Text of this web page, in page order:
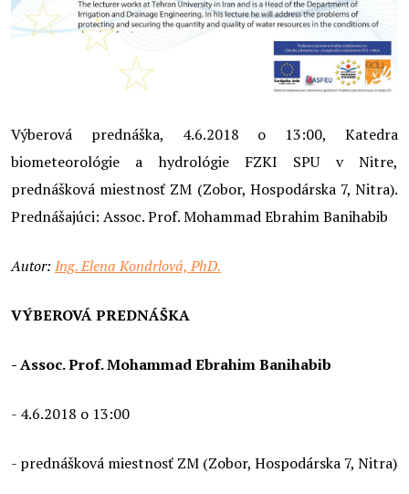
Výberová prednáška, 4.6.2018 o 13:00, Katedra
biometeorológie a hydrológie FZKI SPU v Nitre,
prednášková miestnosť ZM (Zobor, Hospodárska 7, Nitra).
Prednášajúci: Assoc. Prof. Mohammad Ebrahim Banihabib
Autor: Ing. Elena Kondrlová, PhD.
VÝBEROVÁ PREDNÁŠKA
- Assoc. Prof. Mohammad Ebrahim Banihabib
- 4.6.2018 o 13:00
- prednášková miestnosť ZM (Zobor, Hospodárska 7, Nitra)